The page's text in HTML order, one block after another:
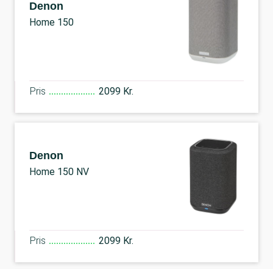
Denon
Home 150
Pris 2099 Kr.
Denon
Home 150 NV
Pris 2099 Kr.